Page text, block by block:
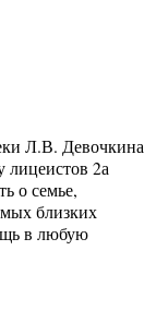
Л.В. Девочкина
2а
о семье,
близких
в любую